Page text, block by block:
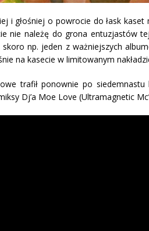
i głośniej o powrocie do łask kaset
nie należę do grona entuzjastów
np. jeden z ważniejszych
na kasecie w limitowanym
trafił ponownie po
Dj’a Moe Love (Ultramagnetic